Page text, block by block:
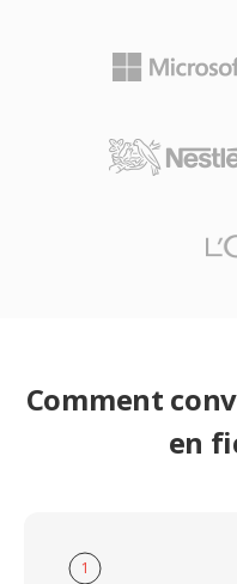
Comment
en
1